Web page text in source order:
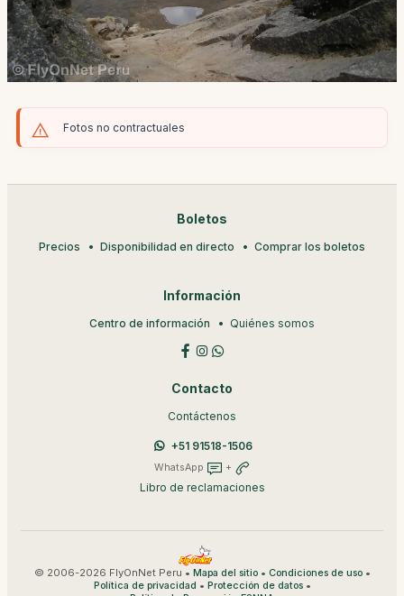
Fotos no contractuales
Boletos
Precios Disponibilidad en directo Comprar los boletos
Información
Centro de información Quiénes somos
Contacto
Contáctenos
+51 91518-1506
WhatsApp +
Libro de reclamaciones
© 2006-2026 FlyOnNet Peru • Mapa del sitio• Condiciones de uso•
Política de privacidad • Protección de datos•